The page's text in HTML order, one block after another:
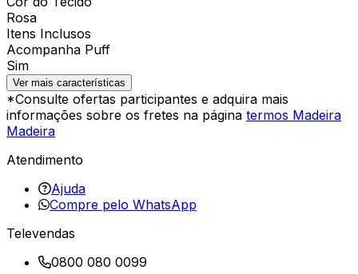
Rosa
Itens Inclusos
Acompanha Puff
Sim
Ver mais características
*Consulte ofertas participantes e adquira mais
informações sobre os fretes na página termos Madeira
Madeira
Atendimento
Ajuda
Compre pelo WhatsApp
Televendas
0800 080 0099